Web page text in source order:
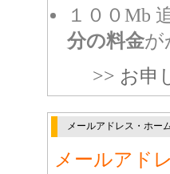
１００Mb
分の料金が
>> お申
メールアドレス・ホー
メールアド